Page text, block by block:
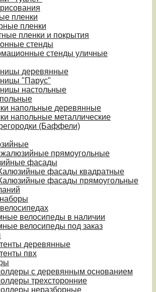
пленки
пленки
пленки и покрытия
стенды
стенды уличные
деревянные
"Парус"
настольные
напольные деревянные
напольные металлические
(Баффели)
прямоугольные
фасады
фасады квадратные
фасады прямоугольные
велосипеды в наличии
велосипеды под заказ
деревянные
пвх
с деревянным основанием
трехсторонние
неразборные